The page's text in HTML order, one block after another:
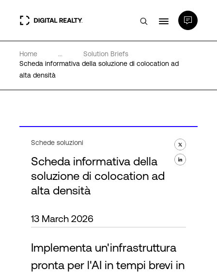
Data center
PlatformDIGITAL®
Chi Siamo
Language
Accesso
Home ...
Solution Briefs
Scheda informativa della soluzione di colocation ad
alta densità
Schede soluzioni
Scheda informativa della
soluzione di colocation ad
alta densità
13 March 2026
Implementa un'infrastruttura
pronta per l'AI in tempi brevi in